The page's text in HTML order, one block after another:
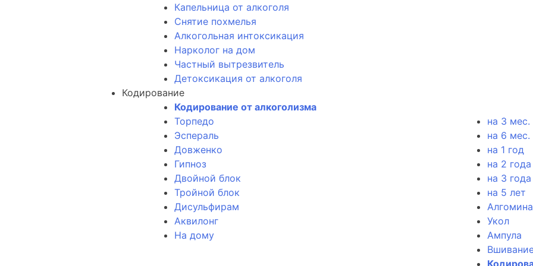
Капельница от алкоголя
Снятие похмелья
Алкогольная интоксикация
Нарколог на дом
Частный вытрезвитель
Детоксикация от алкоголя
Кодирование
Кодирование от алкоголизма
Торпедо
Эспераль
Довженко
Гипноз
Двойной блок
Тройной блок
Дисульфирам
Аквилонг
На дому
на 3 мес.
на 6 мес.
на 1 год
на 2 года
на 3 года
на 5 лет
Укол
Ампула